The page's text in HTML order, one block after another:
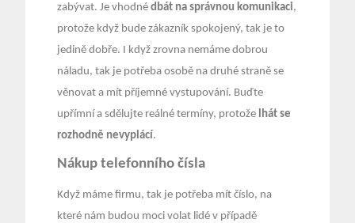
zabývat. Je vhodnédbát na správnou komunikaci,
protože když bude zákazník spokojený, tak je to
jedině dobře. I když zrovna nemáme dobrou
náladu, tak je potřeba osobě na druhé straně se
věnovat a mít příjemné vystupování. Buďte
upřímní a sdělujte reálné termíny, protože lhát se
rozhodně nevyplácí.
Nákup telefonního čísla
Když máme firmu, tak je potřeba mít číslo, na
které nám budou moci volat lidé v případě